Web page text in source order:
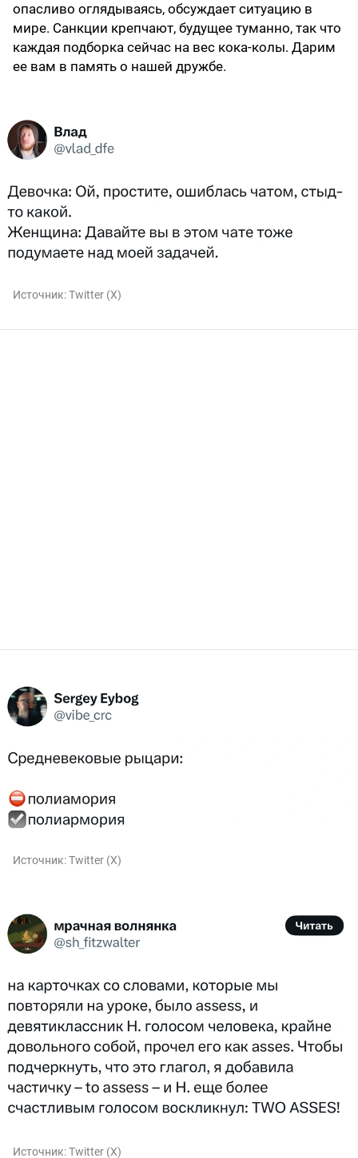
опасливо оглядываясь, обсуждает ситуацию в
мире. Санкции крепчают, будущее туманно, так что
каждая подборка сейчас на вес кока-колы. Дарим
ее вам в память о нашей дружбе.
Источник:Twitter (X)
Источник:Twitter (X)
Источник:Twitter (X)